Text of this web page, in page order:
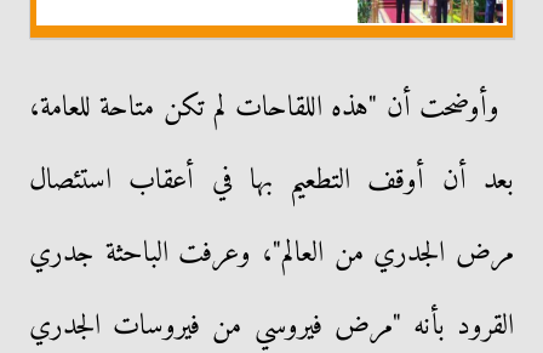
وأوضحت أن "هذه اللقاحات لم تكن متاحة للعامة،
بعد أن أوقف التطعيم بها في أعقاب استئصال
مرض الجدري من العالم"، وعرفت الباحثة جدري
القرود بأنه "مرض فيروسي من فيروسات الجدري